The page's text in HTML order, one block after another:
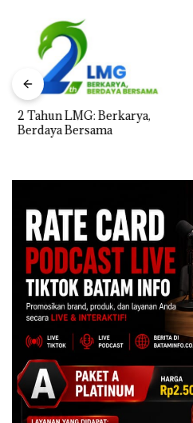
2 Tahun LMG: Berkarya,
Berdaya Bersama